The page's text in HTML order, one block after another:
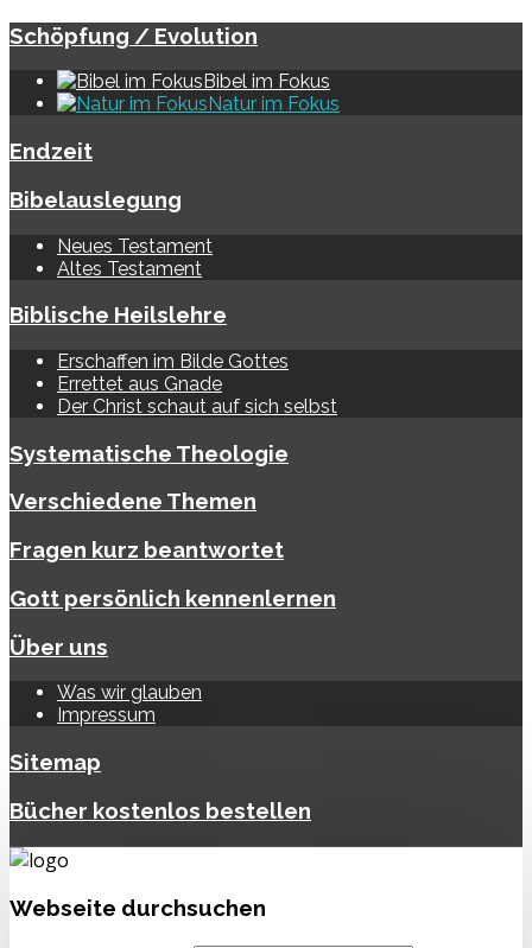
Schöpfung / Evolution
Bibel im Fokus
Natur im Fokus
Endzeit
Bibelauslegung
Neues Testament
Altes Testament
Biblische Heilslehre
Erschaffen im Bilde Gottes
Errettet aus Gnade
Der Christ schaut auf sich selbst
Systematische Theologie
Verschiedene Themen
Fragen kurz beantwortet
Gott persönlich kennenlernen
Über uns
Was wir glauben
Impressum
Sitemap
Bücher kostenlos bestellen
Webseite durchsuchen